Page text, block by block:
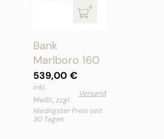
Bank
Marlboro 160
539,00 €
inkl.
MwSt., zzgl.
Versand
Niedrigster Preis seit
30 Tagen